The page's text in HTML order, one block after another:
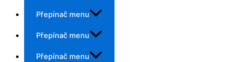
Přepínač menu
Přepínač menu
Přepínač menu